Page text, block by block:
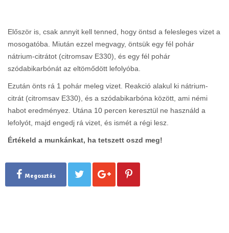
Először is, csak annyit kell tenned, hogy öntsd a felesleges vizet a
mosogatóba. Miután ezzel megvagy, öntsük egy fél pohár
nátrium-citrátot (citromsav E330), és egy fél pohár
szódabikarbónát az eltömődött lefolyóba.
Ezután önts rá 1 pohár meleg vizet. Reakció alakul ki nátrium-
citrát (citromsav E330), és a szódabikarbóna között, ami némi
habot eredményez. Utána 10 percen keresztül ne használd a
lefolyót, majd engedj rá vizet, és ismét a régi lesz.
Értékeld a munkánkat, ha tetszett oszd meg!
Megosztás